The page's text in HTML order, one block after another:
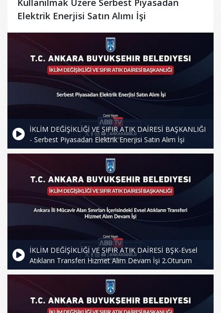
Kullanılmak Üzere Serbest Piyasadan
Elektrik Enerjisi Satın Alımı İşi
İKLİM DEĞİŞİKLİĞİ VE SIFIR ATIK DAİRESİ BAŞKANLIĞI
- Serbest Piyasadan Elektrik Enerjisi Satın Alım İşi
İKLİM DEĞİŞİKLİĞİ VE SIFIR ATIK DAİRESİ BŞK-Evsel
Atıkların Transferi Hizmet Alım Devam İşi 2.Oturum